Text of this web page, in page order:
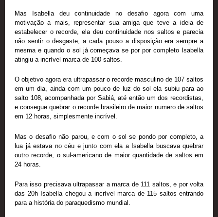
Mas Isabella deu continuidade no desafio agora com uma
motivação a mais, representar sua amiga que teve a ideia de
estabelecer o recorde, ela deu continuidade nos saltos e parecia
não sentir o desgaste, a cada pouso a disposição era sempre a
mesma e quando o sol já começava se por por completo Isabella
atingiu a incrível marca de 100 saltos.
O objetivo agora era ultrapassar o recorde masculino de 107 saltos
em um dia, ainda com um pouco de luz do sol ela subiu para ao
salto 108, acompanhada por Sabiá, até então um dos recordistas,
e consegue quebrar o recorde brasileiro de maior numero de saltos
em 12 horas, simplesmente incrível.
Mas o desafio não parou, e com o sol se pondo por completo, a
lua já estava no céu e junto com ela a Isabella buscava quebrar
outro recorde, o sul-americano de maior quantidade de saltos em
24 horas.
Para isso precisava ultrapassar a marca de 111 saltos, e por volta
das 20h Isabella chegou a incrível marca de 115 saltos entrando
para a história do paraquedismo mundial.